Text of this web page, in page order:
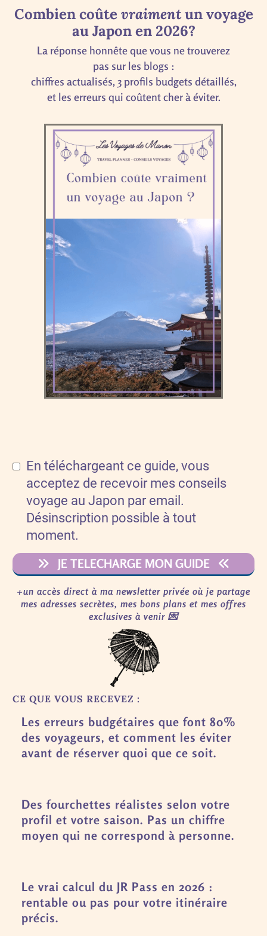
Combien coûte vraiment un voyage
au Japon en 2026?
La réponse honnête que vous ne trouverez
pas sur les blogs :
chiffres actualisés, 3 profils budgets détaillés,
et les erreurs qui coûtent cher à éviter.
En téléchargeant ce guide, vous
acceptez de recevoir mes conseils
voyage au Japon par email.
Désinscription possible à tout
moment.
JE TELECHARGE MON GUIDE
+un accès direct à ma newsletter privée où je partage
mes adresses secrètes, mes bons plans et mes offres
exclusives à venir 💌
CE QUE VOUS RECEVEZ :
Les erreurs budgétaires que font 80%
des voyageurs, et comment les éviter
avant de réserver quoi que ce soit.
Des fourchettes réalistes selon votre
profil et votre saison. Pas un chiffre
moyen qui ne correspond à personne.
Le vrai calcul du JR Pass en 2026 :
rentable ou pas pour votre itinéraire
précis.